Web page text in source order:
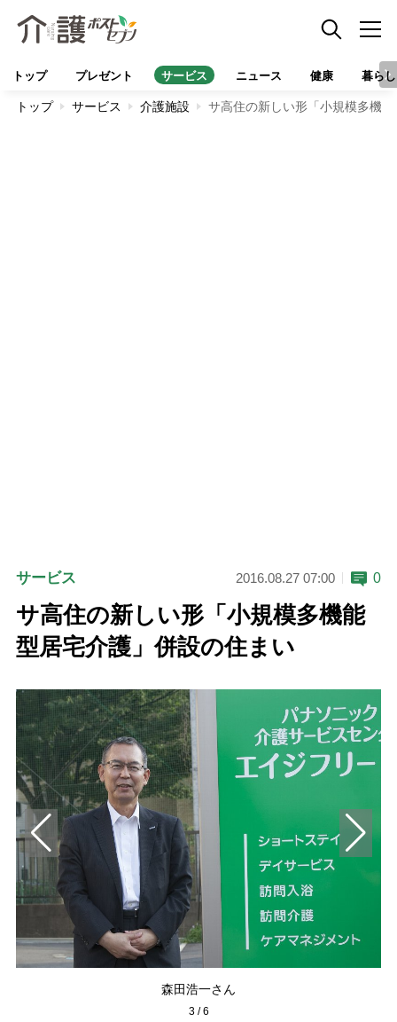
トップ プレゼント サービス ニュース 健康 暮らし
トップ サービス 介護施設 サ高住の新しい形「小規模多機
サービス 2016.08.27 07:00 0
サ高住の新しい形「小規模多機能
型居宅介護」併設の住まい
森田浩一さん
3/6